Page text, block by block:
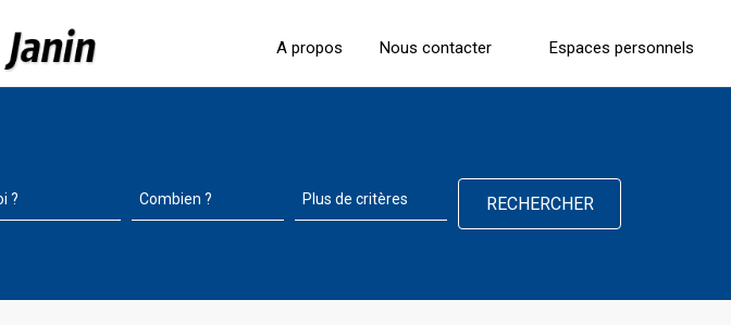
A propos Nous contacter Espaces personnels